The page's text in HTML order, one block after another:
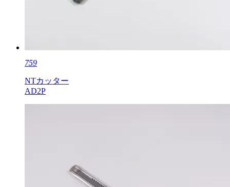
759
NTカッター
AD2P